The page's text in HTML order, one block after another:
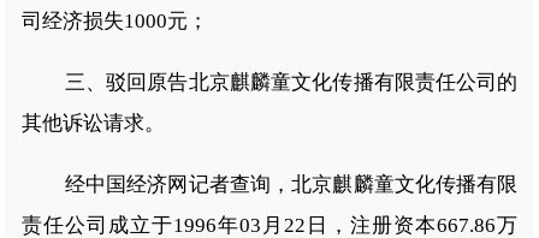
司经济损失1000元；
三、驳回原告北京麒麟童文化传播有限责任公司的
其他诉讼请求。
经中国经济网记者查询，北京麒麟童文化传播有限
责任公司成立于1996年03月22日，注册资本667.86万